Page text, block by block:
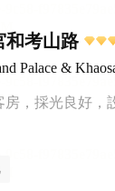
和考山路
Palace &
房，採光良好，